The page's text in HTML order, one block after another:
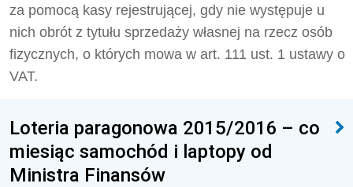
za pomocą kasy rejestrującej, gdy nie występuje u
nich obrót z tytułu sprzedaży własnej na rzecz osób
fizycznych, o których mowa w art. 111 ust. 1 ustawy o
VAT.
Loteria paragonowa 2015/2016 – co
miesiąc samochód i laptopy od
Ministra Finansów